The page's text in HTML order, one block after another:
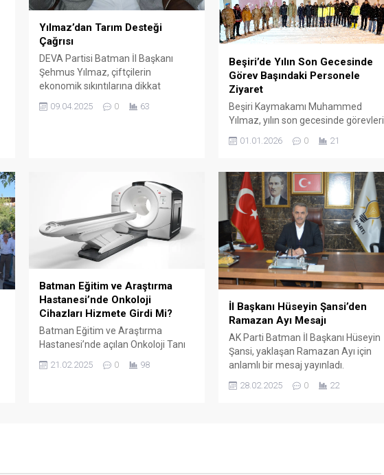
Yılmaz’dan Tarım Desteği
Çağrısı
DEVA Partisi Batman İl Başkanı
Şehmus Yılmaz, çiftçilerin
ekonomik sıkıntılarına dikkat
desteklerin zamanında ve toplu
09.04.2025 0 63
Beşiri’de Yılın Son Gecesinde
Görev Başındaki Personele
Ziyaret
Beşiri Kaymakamı Muhammed
Yılmaz, yılın son gecesinde görevleri
başında bulunan kolluk kuvvetleri,
sağlık çalışanları ve İlçe Özel İdare
öncesinde moral verdi.
01.01.2026 0 21
Batman Eğitim ve Araştırma
Hastanesi’nde Onkoloji
Cihazları Hizmete Girdi Mi?
Batman Eğitim ve Araştırma
Hastanesi’nde açılan Onkoloji Tanı
ve LINAC cihazlarının hizmete
21.02.2025 0 98
İl Başkanı Hüseyin Şansi’den
Ramazan Ayı Mesajı
AK Parti Batman İl Başkanı Hüseyin
Şansi, yaklaşan Ramazan Ayı için
anlamlı bir mesaj yayınladı.
28.02.2025 0 22